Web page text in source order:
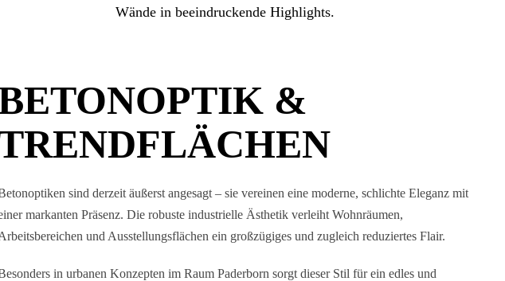
Wände in beeindruckende Highlights.
&
sind derzeit äußerst angesagt – sie vereinen eine moderne, schlichte Eleganz mit
markanten Präsenz. Die robuste industrielle Ästhetik verleiht Wohnräumen,
und Ausstellungsflächen ein großzügiges und zugleich reduziertes Flair.
in urbanen Konzepten im Raum Paderborn sorgt dieser Stil für ein edles und